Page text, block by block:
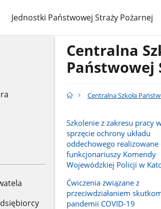
gov.pl
Jednostki Państwowej Straży Pożarnej
gov.pl
Jednostki
Centralna
Państwowej
Centralna Szkoła
Szkolenie z zakresu pracy
sprzęcie ochrony układu
oddechowego realizowane
funkcjonariuszy Komendy
Wojewódzkiej Policji w
Ćwiczenia związane z
przeciwdziałaniem
pandemii COVID-19